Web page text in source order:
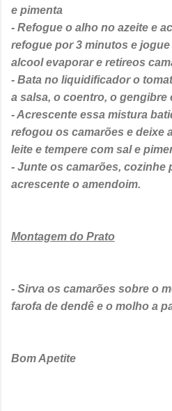
e pimenta
- Refogue o alho no azeite e
refogue por 3 minutos e
alcool evaporar e retireos
- Bata no liquidificador o
a salsa, o coentro, o gengibre
- Acrescente essa mistura
refogou os camarões e deixe
leite e tempere com sal e
- Junte os camarões, cozinhe
acrescente o amendoim.
Montagem do Prato
- Sirva os camarões sobre o
farofa de dendê e o molho a
Bom Apetite